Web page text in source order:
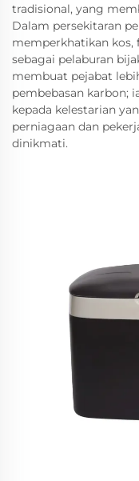
tradisional, yang
Dalam persekitaran
memperkhatikan kos,
sebagai pelaburan
membuat pejabat
pembebasan karbon;
kepada kelestarian
perniagaan dan
dinikmati.